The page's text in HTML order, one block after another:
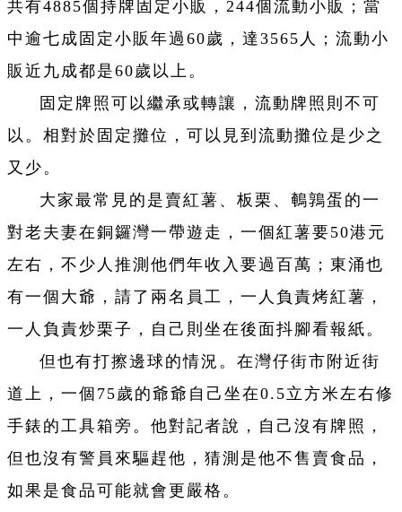
共有4885個持牌固定小販，244個流動小販；當
中逾七成固定小販年過60歲，達3565人；流動小
販近九成都是60歲以上。
固定牌照可以繼承或轉讓，流動牌照則不可
以。相對於固定攤位，可以見到流動攤位是少之
又少。
大家最常見的是賣紅薯、板栗、鵪鶉蛋的一
對老夫妻在銅鑼灣一帶遊走，一個紅薯要50港元
左右，不少人推測他們年收入要過百萬；東涌也
有一個大爺，請了兩名員工，一人負責烤紅薯，
一人負責炒栗子，自己則坐在後面抖腳看報紙。
但也有打擦邊球的情況。在灣仔街市附近街
道上，一個75歲的爺爺自己坐在0.5立方米左右修
手錶的工具箱旁。他對記者說，自己沒有牌照，
但也沒有警員來驅趕他，猜測是他不售賣食品，
如果是食品可能就會更嚴格。